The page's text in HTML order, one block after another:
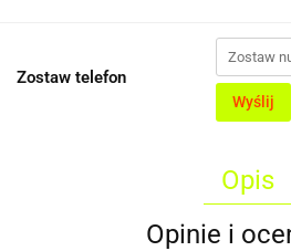
Zostaw telefon
Wyślij
Opis
Opinie i